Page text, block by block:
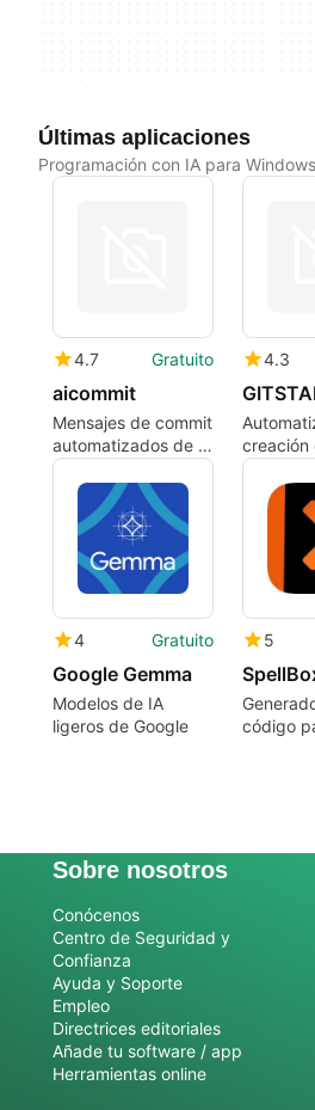
Últimas aplicaciones
Programación con IA para Windows
4.7 Gratuito
aicommit
Mensajes de commit
automatizados de IA
para Git en la
terminal
4.3
creación
GitHub
4 Gratuito
Google Gemma
Modelos de IA
ligeros de Google
5
código
Sobre nosotros
Conócenos
Centro de Seguridad y
Confianza
Ayuda y Soporte
Empleo
Directrices editoriales
Añade tu software / app
Herramientas online